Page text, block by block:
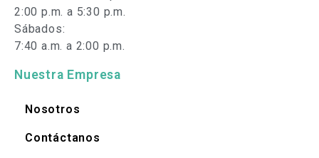
2:00 p.m. a 5:30 p.m.
Sábados:
7:40 a.m. a 2:00 p.m.
Nuestra Empresa
Nosotros
Contáctanos